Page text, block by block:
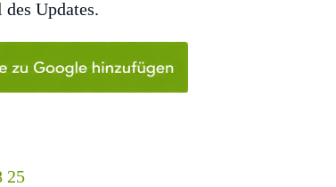
Updates.